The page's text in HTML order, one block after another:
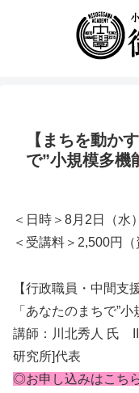
【まちを動か
で”小規模多機
＜日時＞8月2日（水
＜受講料＞2,500円
【行政職員・中間支
「あなたのまちで”
講師：川北秀人 氏
研究所]代表
◎お申し込みはこち